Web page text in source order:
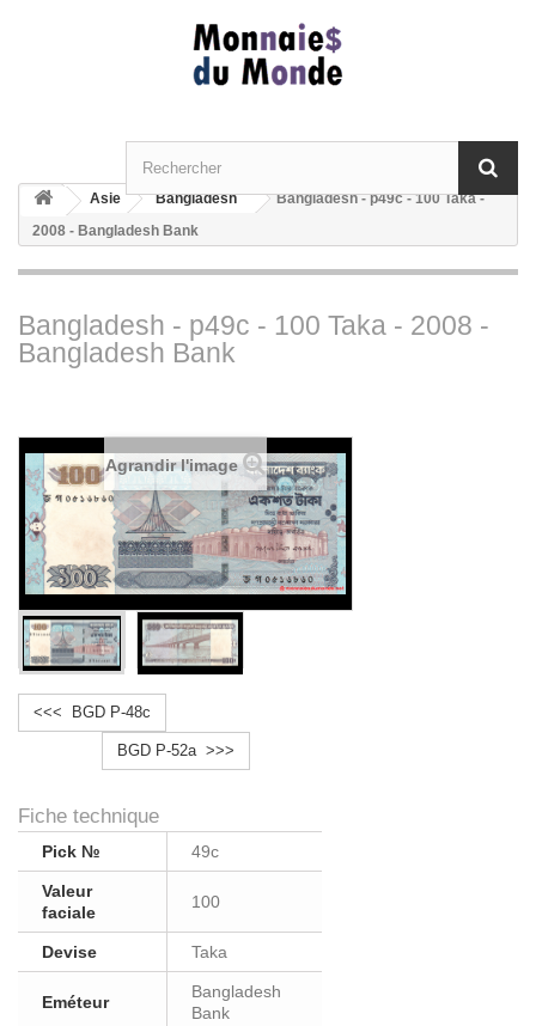
Asie Bangladesh
Bangladesh - p49c - 100 Taka -
2008 - Bangladesh Bank
Bangladesh - p49c - 100 Taka - 2008 -
Bangladesh Bank
Agrandir l'image
<<< BGD P-48c
BGD P-52a >>>
Fiche technique
Pick № 49c
Valeur
faciale
100
Devise Taka
Eméteur
Bangladesh
Bank